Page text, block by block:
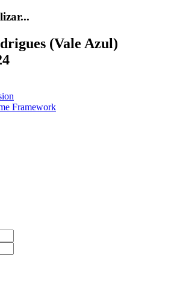
(Vale Azul)
Framework